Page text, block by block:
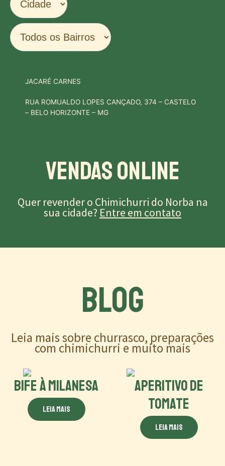
JACARÉ CARNES
RUA ROMUALDO LOPES CANÇADO, 374 – CASTELO
– BELO HORIZONTE – MG
Vendas Online
Quer revender o Chimichurri do Norba na
sua cidade? Entre em contato
BLOG
Leia mais sobre churrasco, preparações
com chimichurri e muito mais
BIFE À MILANESA
Leia mais
APERITIVO DE
TOMATE
Leia mais